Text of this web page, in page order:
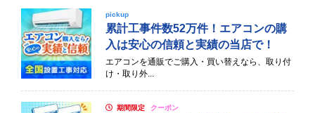
pickup
累計工事件数52万件！エアコンの購
入は安心の信頼と実績の当店で！
エアコンを通販でご購入・買い替えなら、取り付
け・取り外...
期間限定 クーポン